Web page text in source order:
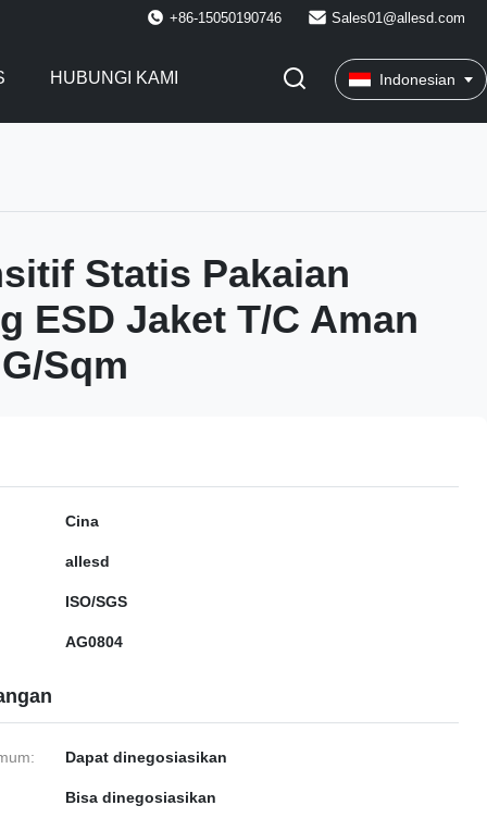
+86-15050190746 Sales01@allesd.com
HUBUNGI KAMI Indonesian
Statis Pakaian
ESD Jaket T/C Aman
Sqm
Cina
allesd
ISO/SGS
AG0804
Dapat dinegosiasikan
Bisa dinegosiasikan